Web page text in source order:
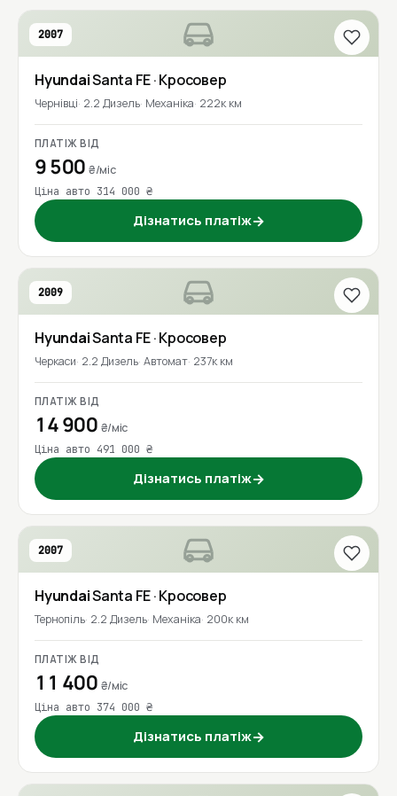
2007
HyundaiSanta FE· Кросовер
Чернівці 2.2 Дизель Механіка 222к км
ПЛАТІЖ ВІД
9 500₴/міс
Ціна авто 314 000 ₴
Дізнатись платіж→
2009
HyundaiSanta FE· Кросовер
Черкаси 2.2 Дизель Автомат 237к км
ПЛАТІЖ ВІД
14 900 ₴/міс
Ціна авто 491 000 ₴
Дізнатись платіж→
2007
HyundaiSanta FE· Кросовер
Тернопіль 2.2 Дизель Механіка 200к км
ПЛАТІЖ ВІД
11 400 ₴/міс
Ціна авто 374 000 ₴
Дізнатись платіж→